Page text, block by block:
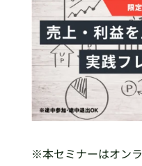
※本セミナーはオン